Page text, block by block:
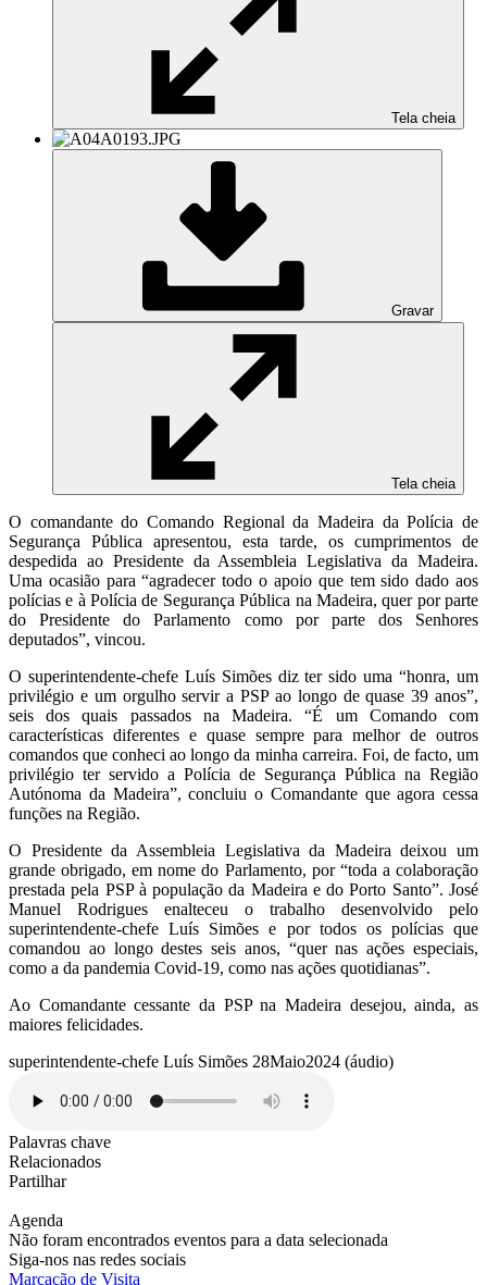
Tela cheia
Gravar
Tela cheia
O comandante do Comando Regional da Madeira da Polícia de
Segurança Pública apresentou, esta tarde, os cumprimentos de
despedida ao Presidente da Assembleia Legislativa da Madeira.
Uma ocasião para “agradecer todo o apoio que tem sido dado aos
polícias e à Polícia de Segurança Pública na Madeira, quer por parte
do Presidente do Parlamento como por parte dos Senhores
deputados”, vincou.
O superintendente-chefe Luís Simões diz ter sido uma “honra, um
privilégio e um orgulho servir a PSP ao longo de quase 39 anos”,
seis dos quais passados na Madeira. “É um Comando com
características diferentes e quase sempre para melhor de outros
comandos que conheci ao longo da minha carreira. Foi, de facto, um
privilégio ter servido a Polícia de Segurança Pública na Região
Autónoma da Madeira”, concluiu o Comandante que agora cessa
funções na Região.
O Presidente da Assembleia Legislativa da Madeira deixou um
grande obrigado, em nome do Parlamento, por “toda a colaboração
prestada pela PSP à população da Madeira e do Porto Santo”. José
Manuel Rodrigues enalteceu o trabalho desenvolvido pelo
superintendente-chefe Luís Simões e por todos os polícias que
comandou ao longo destes seis anos, “quer nas ações especiais,
como a da pandemia Covid-19, como nas ações quotidianas”.
Ao Comandante cessante da PSP na Madeira desejou, ainda, as
maiores felicidades.
superintendente-chefe Luís Simões 28Maio2024 (áudio)
Palavras chave
Relacionados
Partilhar
Agenda
Não foram encontrados eventos para a data selecionada
Siga-nos nas redes sociais
Marcação de Visita